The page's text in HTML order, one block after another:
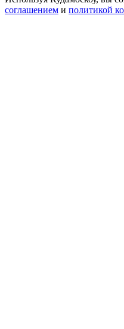
соглашением и политикой